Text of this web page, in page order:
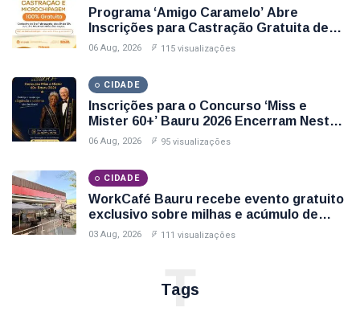
Programa ‘Amigo Caramelo’ Abre
Inscrições para Castração Gratuita de
Animais no Parque Santa Edwirges em
06 Aug, 2026 115 visualizações
CIDADE
Inscrições para o Concurso ‘Miss e
Mister 60+’ Bauru 2026 Encerram Nesta
Sexta-Feira (7); Veja Como Participar
06 Aug, 2026 95 visualizações
CIDADE
WorkCafé Bauru recebe evento gratuito
exclusivo sobre milhas e acúmulo de
pontos
03 Aug, 2026 111 visualizações
Tags
T